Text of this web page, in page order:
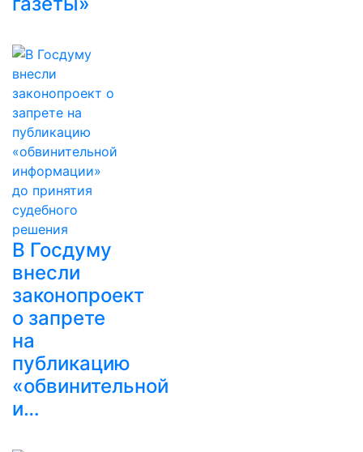
В Госдуму
внесли
законопроект
о запрете
на
публикацию
«обвинительной
и…